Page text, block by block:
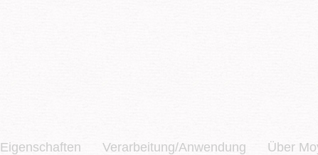
Eigenschaften Verarbeitung/Anwendung Über